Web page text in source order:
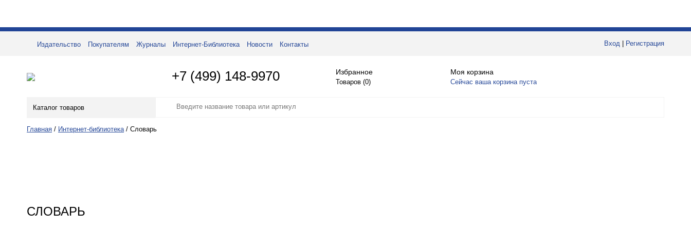
Вход Регистрация
Издательство Покупателям Журналы Интернет-Библиотека Новости Контакты
+7 (499) 148-9970 Избранное
Товаров (0)
Моя корзина
Сейчас ваша корзина пуста
Каталог товаров
Главная / Интернет-библиотека / Словарь
СЛОВАРЬ